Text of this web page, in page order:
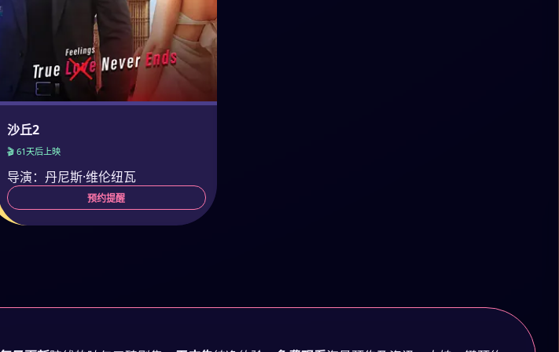
沙丘2
🎬 61天后上映
导演：丹尼斯·维伦纽瓦
预约提醒